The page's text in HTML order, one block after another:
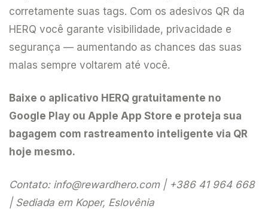
corretamente suas tags. Com os adesivos QR da
HERQ você garante visibilidade, privacidade e
segurança — aumentando as chances das suas
malas sempre voltarem até você.
Baixe o aplicativo HERQ gratuitamente no
Google Play ou Apple App Store e proteja sua
bagagem com rastreamento inteligente via QR
hoje mesmo.
Contato: info@rewardhero.com| +386 41 964 668
| Sediada em Koper, Eslovênia